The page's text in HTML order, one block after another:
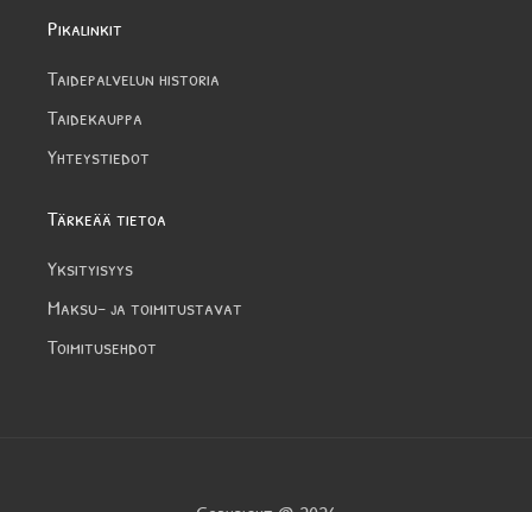
Pikalinkit
Taidepalvelun historia
Taidekauppa
Yhteystiedot
Tärkeää tietoa
Yksityisyys
Maksu- ja toimitustavat
Toimitusehdot